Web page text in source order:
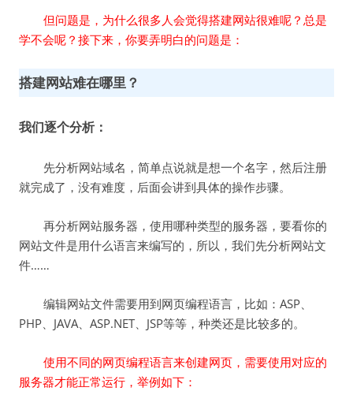
但问题是，为什么很多人会觉得搭建网站很难呢？总是
学不会呢？接下来，你要弄明白的问题是：
搭建网站难在哪里？
我们逐个分析：
先分析网站域名，简单点说就是想一个名字，然后注册
就完成了，没有难度，后面会讲到具体的操作步骤。
再分析网站服务器，使用哪种类型的服务器，要看你的
网站文件是用什么语言来编写的，所以，我们先分析网站文
件……
编辑网站文件需要用到网页编程语言，比如：ASP、
PHP、JAVA、ASP.NET、JSP等等，种类还是比较多的。
使用不同的网页编程语言来创建网页，需要使用对应的
服务器才能正常运行，举例如下：